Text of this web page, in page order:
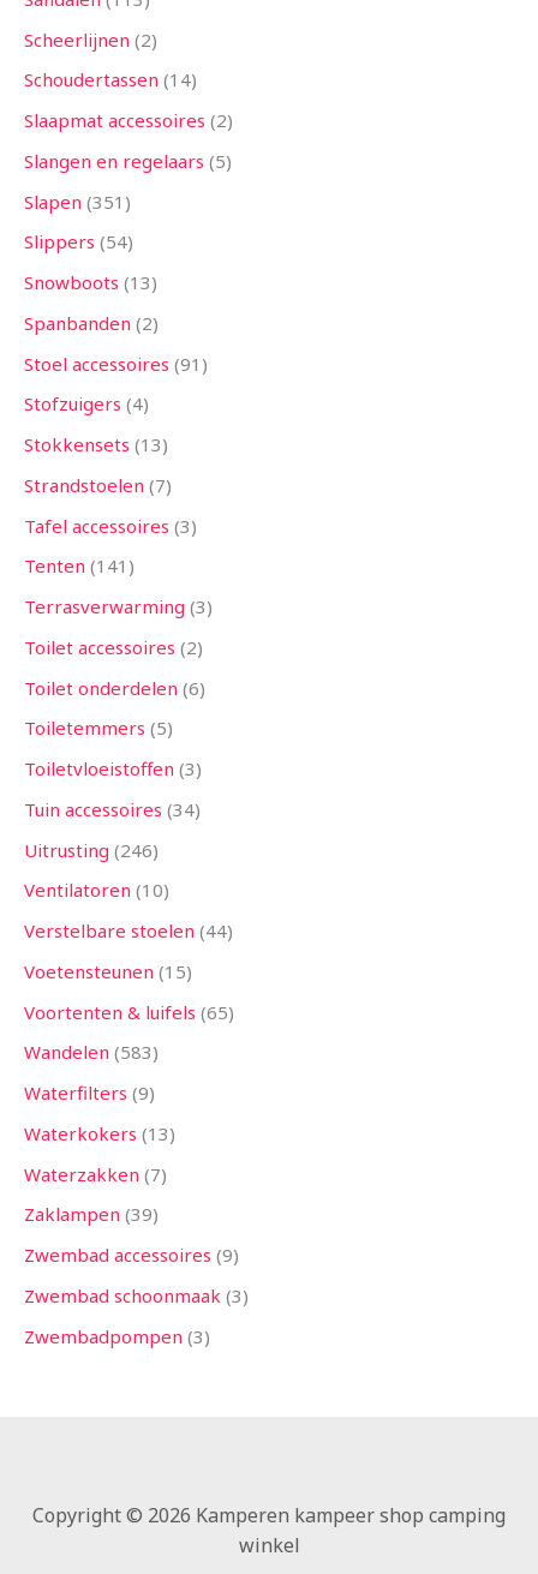
Scheerlijnen 2
Schoudertassen 14
Slaapmat accessoires 2
Slangen en regelaars 5
Slapen 351
Slippers 54
Snowboots 13
Spanbanden 2
Stoel accessoires 91
Stofzuigers 4
Stokkensets 13
Strandstoelen 7
Tafel accessoires 3
Tenten 141
Terrasverwarming 3
Toilet accessoires 2
Toilet onderdelen 6
Toiletemmers 5
Toiletvloeistoffen 3
Tuin accessoires 34
Uitrusting 246
Ventilatoren 10
Verstelbare stoelen 44
Voetensteunen 15
Voortenten & luifels 65
Wandelen 583
Waterfilters 9
Waterkokers 13
Waterzakken 7
Zaklampen 39
Zwembad accessoires 9
Zwembad schoonmaak 3
Zwembadpompen 3
Copyright © 2026 Kamperen kampeer shop camping
winkel